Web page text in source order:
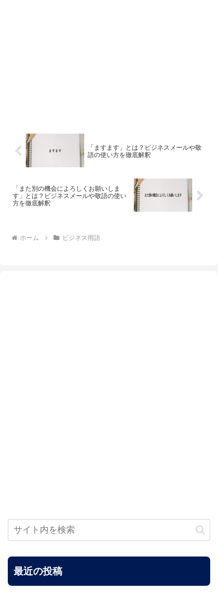
「ますます」とは？ビジネスメールや敬
語の使い方を徹底解釈
「また別の機会によろしくお願いしま
す」とは？ビジネスメールや敬語の使い
方を徹底解釈
ホーム ビジネス用語
最近の投稿